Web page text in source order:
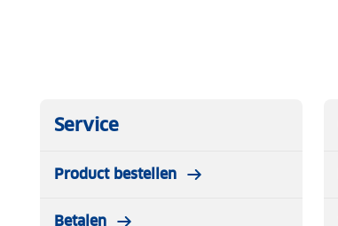
Service
Product bestellen
Betalen